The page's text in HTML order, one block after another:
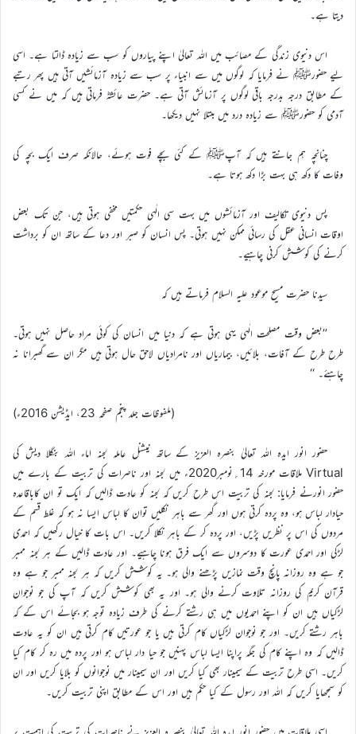
دیتا ہے۔
اس دنیوی زندگی کے مصائب میں اللہ تعالیٰ اپنے پیاروں کو سب سے زیادہ ڈالتا ہے۔ اسی
لیے حضورﷺ نے فرمایا کہ لوگوں میں سے انبیاء پر سب سے زیادہ آزمائشیں آتی ہیں پھر رتبے
کے مطابق درجہ بدرجہ باقی لوگوں پر آزمائش آتی ہے۔ حضرت عائشہؓ فرماتی ہیں کہ میں نے کسی
آدمی کو حضورﷺ سے زیادہ درد میں مبتلا نہیں دیکھا۔
چنانچہ ہم جانتے ہیں کہ آپﷺ کے کئی بچے فوت ہوئے، حالانکہ صرف ایک بچہ کی
وفات کا دکھ ہی بہت بڑا دکھ ہوتا ہے۔
پس دنیوی تکالیف اور آزمائشوں میں بہت سی الٰہی حکمتیں مخفی ہوتی ہیں، جن تک بعض
اوقات انسانی عقل کی رسائی ممکن نہیں ہوتی۔ پس انسان کو صبر اور دعا کے ساتھ ان کو برداشت
کرنے کی کوشش کرنی چاہیے۔
سیدنا حضرت مسیح موعود علیہ السلام فرماتے ہیں کہ
’’بعض وقت مصلحت الٰہی یہی ہوتی ہے کہ دنیا میں انسان کی کوئی مراد حاصل نہیں ہوتی۔
طرح طرح کے آفات، بلائیں، بیماریاں اور نامرادیاں لاحق حال ہوتی ہیں مگر ان سے گھبرانا نہ
چاہئے۔ ‘‘
(ملفوظات جلد پنجم صفحہ 23، ایڈیشن 2016ء)
حضور انور ایدہ اللہ تعالیٰ بنصرہ العزیز کے ساتھ نیشنل عاملہ لجنہ اماء اللہ بنگلا دیش کی
Virtual ملاقات مورخہ 14؍نومبر2020ء میں لجنہ اور ناصرات کی تربیت کے بارے میں
حضور انورنے فرمایا: لجنہ کی تربیت اس طرح کریں کہ لجنہ کو عادت ڈالیں کہ ایک تو ان کاباقاعدہ
حیادار لباس ہو، وہ پردہ کرتی ہوں اور گھر سے باہر نکلیں توان کا لباس ایسا نہ ہو کہ غلط قسم کے
مردوں کی اس پر نظریں پڑیں، اور پردہ کر کے باہر نکلا کریں۔ اس بات کا خیال رکھیں کہ احمدی
لڑکی اور احمدی عورت کا دوسروں سے ایک فرق ہونا چاہیے۔ اور عادت ڈالیں کے ہر لجنہ ممبر
جو ہے وہ روزانہ پانچ وقت نمازیں پڑھنے والی ہو۔ یہ کوشش کریں کہ ہر لجنہ ممبر جو ہے وہ
قرآن کریم کی روزانہ تلاوت کرنے والی ہو۔ اور یہ بھی کوشش کریں کہ آپ کی جو نوجوان
لڑکیاں ہیں ان کو اپنے احمدیوں میں ہی رشتے کرنے کی طرف زیادہ توجہ ہو بجائے اس کے کہ
باہر رشتے کریں۔ اور جو نوجوان لڑکیاں کام کرتی ہیں یا جو عورتیں کام کرتی ہیں ان کو یہ عادت
ڈالیں کہ وہ اپنے کام کی جگہ پراپنا ایسا لباس پہنیں جو حیا دار لباس ہو اور پردہ میں رہ کر کام کیا
کریں۔ اسی طرح تربیت کے سیمینار بھی کیا کریں اور ان سیمینار میں نوجوانوں کو بلایا کریں اور ان
کو سمجھایا کریں کہ اللہ اور رسول کے کیا حکم ہیں اور اس کے مطابق اپنی تربیت کریں۔